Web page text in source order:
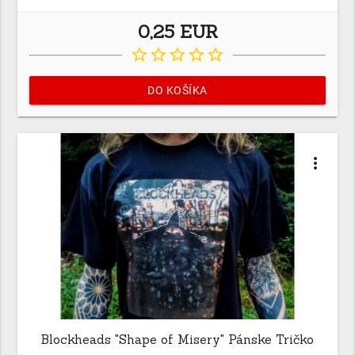
0,25 EUR
star_borderstar_borderstar_borderstar_borderstar_border
DO KOŠÍKA
more_vert
Blockheads "Shape of Misery" Pánske Tričko